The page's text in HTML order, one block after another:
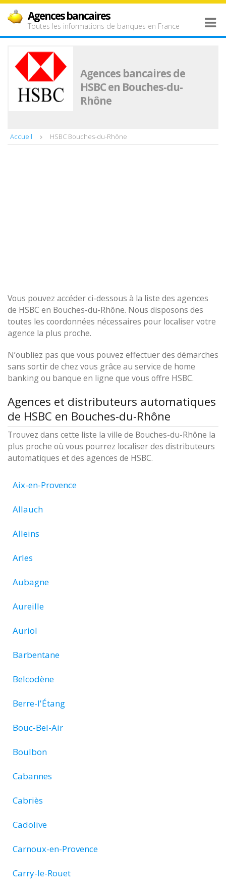
Agences bancaires
Toutes les informations de banques en France
Agences bancaires de
HSBC en Bouches-du-
Rhône
Accueil HSBC Bouches-du-Rhône
Vous pouvez accéder ci-dessous à la liste des agences
de HSBC en Bouches-du-Rhône. Nous disposons des
toutes les coordonnées nécessaires pour localiser votre
agence la plus proche.
N’oubliez pas que vous pouvez effectuer des démarches
sans sortir de chez vous grâce au service de home
banking ou banque en ligne que vous offre HSBC.
Agences et distributeurs automatiques
de HSBC en Bouches-du-Rhône
Trouvez dans cette liste la ville de Bouches-du-Rhône la
plus proche où vous pourrez localiser des distributeurs
automatiques et des agences de HSBC.
Aix-en-Provence
Allauch
Alleins
Arles
Aubagne
Aureille
Auriol
Barbentane
Belcodène
Berre-l'Étang
Bouc-Bel-Air
Boulbon
Cabannes
Cabriès
Cadolive
Carnoux-en-Provence
Carry-le-Rouet